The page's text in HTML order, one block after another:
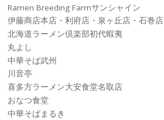
Ramen Breeding Farmサンシャイン
伊藤商店本店・利府店・泉ヶ丘店・石巻店
北海道ラーメン倶楽部初代蝦夷
丸よし
中華そば武州
川音亭
喜多方ラーメン大安食堂名取店
おなつ食堂
中華そばまるき